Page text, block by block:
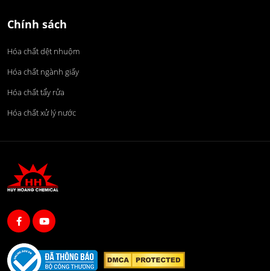
Chính sách
Hóa chất dệt nhuộm
Hóa chất ngành giấy
Hóa chất tẩy rửa
Hóa chất xử lý nước